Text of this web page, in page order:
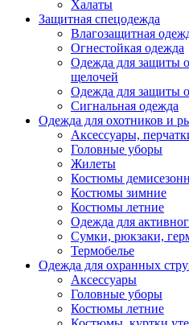
Халаты
Защитная спецодежда
Влагозащитная
Огнестойкая одежда
Одежда для защиты
щелочей
Одежда для защиты
Сигнальная одежда
Одежда для охотников и
Аксессуары,
Головные уборы
Жилеты
Костюмы
Костюмы зимние
Костюмы летние
Одежда для
Сумки, рюкзаки,
Термобелье
Одежда для охранных
Аксессуары
Головные уборы
Костюмы летние